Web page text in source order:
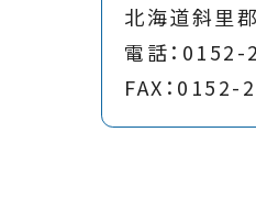
北海道斜里
電話：
FAX：